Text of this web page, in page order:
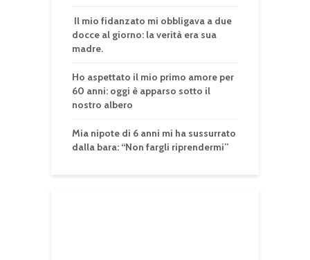
Il mio fidanzato mi obbligava a due
docce al giorno: la verità era sua
madre.
Ho aspettato il mio primo amore per
60 anni: oggi è apparso sotto il
nostro albero
Mia nipote di 6 anni mi ha sussurrato
dalla bara: “Non fargli riprendermi”